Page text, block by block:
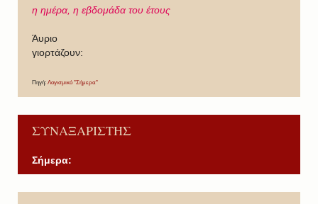
η ημέρα, η εβδομάδα του έτους
Άυριο
γιορτάζουν:
Πηγή: Λογισμικό "Σήμερα"
ΣΥΝΑΞΑΡΙΣΤΗΣ
Σήμερα:
P PN N